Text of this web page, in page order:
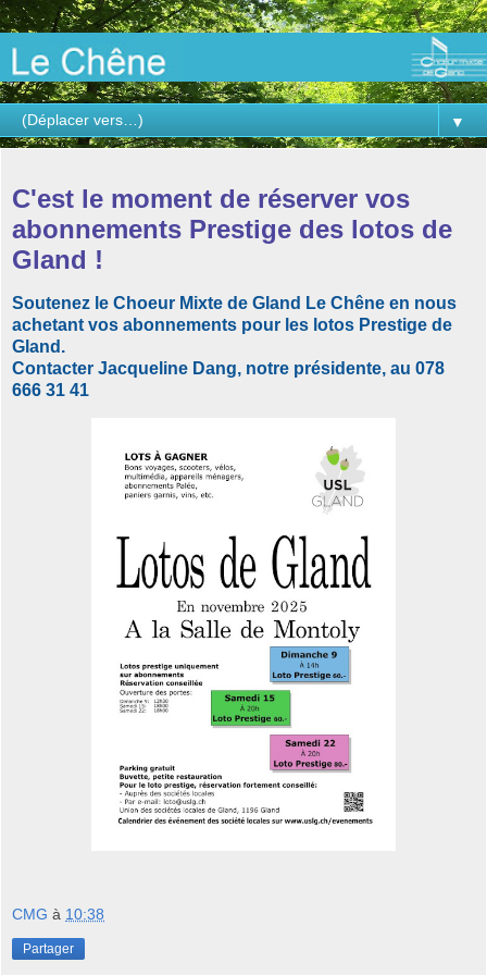
▼
C'est le moment de réserver vos
abonnements Prestige des lotos de
Gland !
Soutenez le Choeur Mixte de Gland Le Chêne en nous
achetant vos abonnements pour les lotos Prestige de
Gland.
Contacter Jacqueline Dang, notre présidente, au 078
666 31 41
CMG à 10:38
Partager